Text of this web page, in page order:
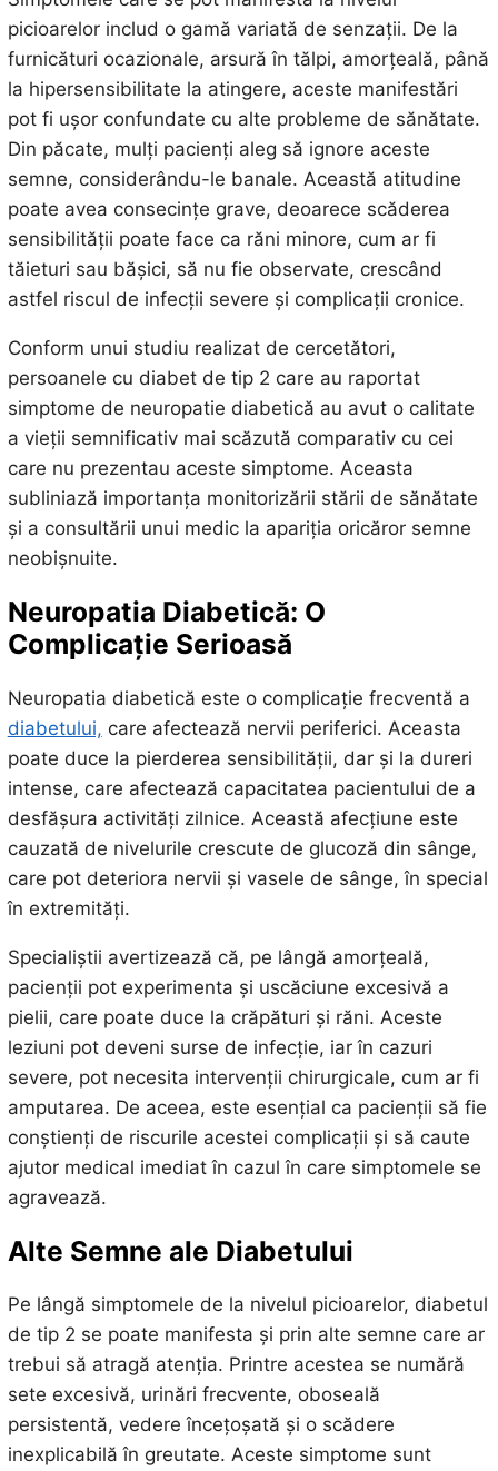
picioarelor includ o gamă variată de senzații. De la
furnicături ocazionale, arsură în tălpi, amorțeală, până
la hipersensibilitate la atingere, aceste manifestări
pot fi ușor confundate cu alte probleme de sănătate.
Din păcate, mulți pacienți aleg să ignore aceste
semne, considerându-le banale. Această atitudine
poate avea consecințe grave, deoarece scăderea
sensibilității poate face ca răni minore, cum ar fi
tăieturi sau bășici, să nu fie observate, crescând
astfel riscul de infecții severe și complicații cronice.
Conform unui studiu realizat de cercetători,
persoanele cu diabet de tip 2 care au raportat
simptome de neuropatie diabetică au avut o calitate
a vieții semnificativ mai scăzută comparativ cu cei
care nu prezentau aceste simptome. Aceasta
subliniază importanța monitorizării stării de sănătate
și a consultării unui medic la apariția oricăror semne
neobișnuite.
Neuropatia Diabetică: O
Complicație Serioasă
Neuropatia diabetică este o complicație frecventă a
diabetului, care afectează nervii periferici. Aceasta
poate duce la pierderea sensibilității, dar și la dureri
intense, care afectează capacitatea pacientului de a
desfășura activități zilnice. Această afecțiune este
cauzată de nivelurile crescute de glucoză din sânge,
care pot deteriora nervii și vasele de sânge, în special
în extremități.
Specialiștii avertizează că, pe lângă amorțeală,
pacienții pot experimenta și uscăciune excesivă a
pielii, care poate duce la crăpături și răni. Aceste
leziuni pot deveni surse de infecție, iar în cazuri
severe, pot necesita intervenții chirurgicale, cum ar fi
amputarea. De aceea, este esențial ca pacienții să fie
conștienți de riscurile acestei complicații și să caute
ajutor medical imediat în cazul în care simptomele se
agravează.
Alte Semne ale Diabetului
Pe lângă simptomele de la nivelul picioarelor, diabetul
de tip 2 se poate manifesta și prin alte semne care ar
trebui să atragă atenția. Printre acestea se numără
sete excesivă, urinări frecvente, oboseală
persistentă, vedere încețoșată și o scădere
inexplicabilă în greutate. Aceste simptome sunt